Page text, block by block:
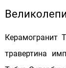
Керамогранит
травертина